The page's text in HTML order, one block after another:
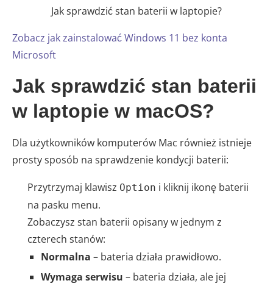
Jak sprawdzić stan baterii w laptopie?
Zobacz jak zainstalować Windows 11 bez konta
Microsoft
Jak sprawdzić stan baterii
w laptopie w macOS?
Dla użytkowników komputerów Mac również istnieje
prosty sposób na sprawdzenie kondycji baterii:
Przytrzymaj klawisz Option i kliknij ikonę baterii
na pasku menu.
Zobaczysz stan baterii opisany w jednym z
czterech stanów:
Normalna – bateria działa prawidłowo.
Wymaga serwisu – bateria działa, ale jej